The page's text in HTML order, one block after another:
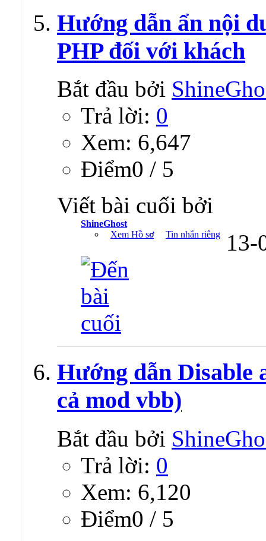
Hướng dẫn ẩn nội
PHP đối với khách
Bắt đầu bởi
Trả lời: 0
Xem: 6,647
Ðiểm0 / 5
Viết bài cuối bởi
ShineGhost
Xem Hồ sơ
Tin nhắn riêng
Hướng dẫn Disable
cả mod vbb)
Bắt đầu bởi
Trả lời: 0
Xem: 6,120
Ðiểm0 / 5